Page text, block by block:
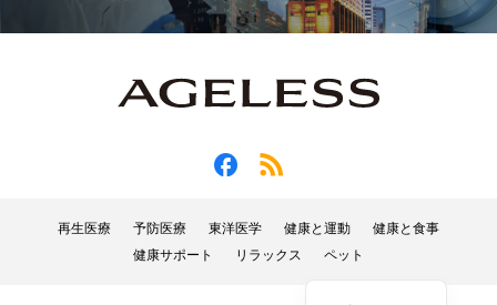
再生医療 予防医療 東洋医学 健康と運動
健康と食事
健康サポート
リラックス ペット